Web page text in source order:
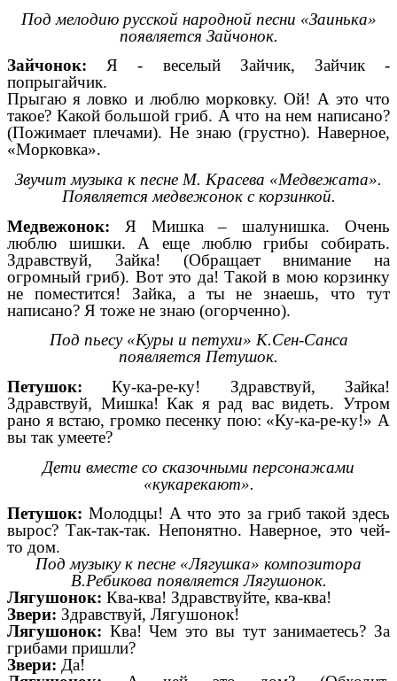
Под мелодию русской народной песни «Заинька»
появляется Зайчонок.
Зайчонок: Я - веселый Зайчик, Зайчик -
попрыгайчик.
Прыгаю я ловко и люблю морковку. Ой! А это что
такое? Какой большой гриб. А что на нем написано?
(Пожимает плечами). Не знаю (грустно). Наверное,
«Морковка».
Звучит музыка к песне М. Красева «Медвежата».
Появляется медвежонок с корзинкой.
Медвежонок: Я Мишка – шалунишка. Очень
люблю шишки. А еще люблю грибы собирать.
Здравствуй, Зайка! (Обращает внимание на
огромный гриб). Вот это да! Такой в мою корзинку
не поместится! Зайка, а ты не знаешь, что тут
написано? Я тоже не знаю (огорченно).
Под пьесу «Куры и петухи» К.Сен-Санса
появляется Петушок.
Петушок:Ку-ка-ре-ку! Здравствуй, Зайка!
Здравствуй, Мишка! Как я рад вас видеть. Утром
рано я встаю, громко песенку пою: «Ку-ка-ре-ку!» А
вы так умеете?
Дети вместе со сказочными персонажами
«кукарекают».
Петушок: Молодцы! А что это за гриб такой здесь
вырос? Так-так-так. Непонятно. Наверное, это чей-
то дом.
Под музыку к песне «Лягушка» композитора
В.Ребикова появляется Лягушонок.
Лягушонок: Ква-ква! Здравствуйте, ква-ква!
Звери: Здравствуй, Лягушонок!
Лягушонок: Ква! Чем это вы тут занимаетесь? За
грибами пришли?
Звери: Да!